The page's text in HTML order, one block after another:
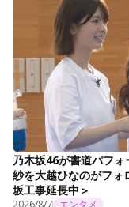
乃木坂46が書道パフ
紗を大越ひなのがフォ
坂工事延長中＞
2026/8/7 エンタメ